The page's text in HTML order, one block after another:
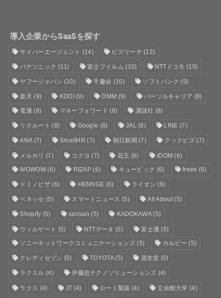
導入企業からSaaSを探す
サイバーエージェント (14) ビズリーチ (12)
パナソニック (11) 富士フイルム (10) NTTドコモ (10)
ヤフージャパン (10) 千趣会 (10) ソフトバンク (9)
楽天 (9) KDDI(9) DMM (9) パーソルキャリア (8)
電通 (8) マネーフォワード (8) 講談社 (8)
リクルート (8) Google (8) JAL(8) LINE (7)
ANA(7) SmartHR (7) 朝日新聞 (7) クックビズ(7)
メルカリ (7) コクヨ (7) 花王 (6) IDOM (6)
WOWOW(6) RIZAP (6) キュービック (6) freee (6)
ドミノピザ(6) HENNGE (6) ライオン (6)
ベネッセ (5) スマートニュース (5) All About(5)
Shopify (5) sansan (5) KADOKAWA(5)
ウィルゲート (5) NTTデータ (5) 富士通 (5)
ソニーネットワークコミュニケーションズ (5) カルビー (5)
クレディセゾン (5) TOYOTA(5) 資生堂 (5)
ラクスル (4) 伊藤忠テクノソリューションズ (4)
ラクス (4) JT (4) ロート製薬 (4) 立命館大学 (4)